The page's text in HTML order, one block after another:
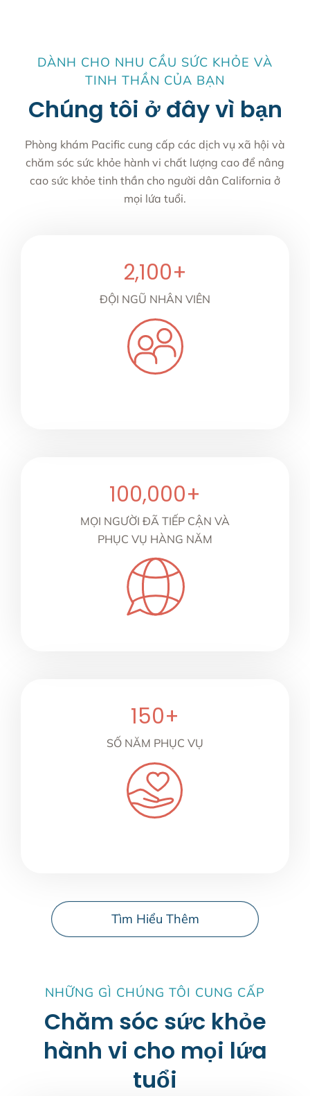
DÀNH CHO NHU CẦU SỨC KHỎE VÀ
TINH THẦN CỦA BẠN
Chúng tôi ở đây vì bạn
Phòng khám Pacific cung cấp các dịch vụ xã hội và
chăm sóc sức khỏe hành vi chất lượng cao để nâng
cao sức khỏe tinh thần cho người dân California ở
mọi lứa tuổi.
ĐỘI NGŨ NHÂN VIÊN
2,100+
MỌI NGƯỜI ĐÃ TIẾP CẬN VÀ
PHỤC VỤ HÀNG NĂM
100,000+
SỐ NĂM PHỤC VỤ
150+
Tìm Hiểu Thêm
NHỮNG GÌ CHÚNG TÔI CUNG CẤP
Chăm sóc sức khỏe
hành vi cho mọi lứa
tuổi